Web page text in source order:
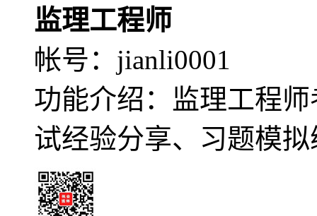
监理工程师
帐号： jianli0001
功能介绍：监理工程
试经验分享、习题模